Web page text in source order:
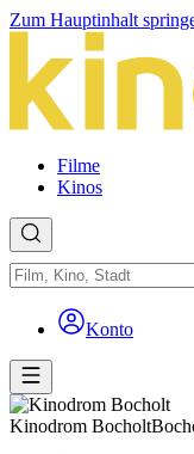
Zum Hauptinhalt
Filme
Kinos
Konto
Kinodrom Bocholt